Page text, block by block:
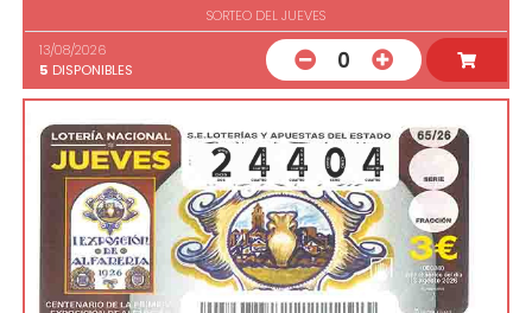
SORTEO DEL JUEVES
13/08/2026
5 DISPONIBLES 0